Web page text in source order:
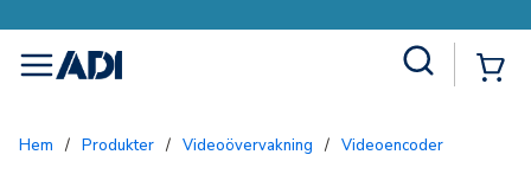
menu
Hem / Produkter / Videoövervakning / Videoencoder